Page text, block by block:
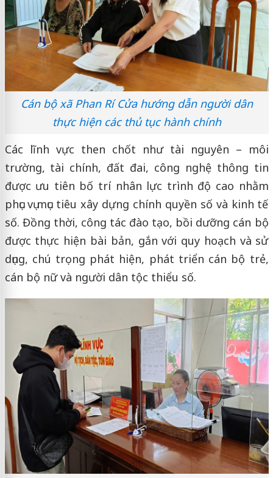
Cán bộ xã Phan Rí Cửa hướng dẫn người dân
thực hiện các thủ tục hành chính
Các lĩnh vực then chốt như tài nguyên – môi
trường, tài chính, đất đai, công nghệ thông tin
được ưu tiên bố trí nhân lực trình độ cao nhằm
phục vụ mục tiêu xây dựng chính quyền số và kinh tế
số. Đồng thời, công tác đào tạo, bồi dưỡng cán bộ
được thực hiện bài bản, gắn với quy hoạch và sử
dụng, chú trọng phát hiện, phát triển cán bộ trẻ,
cán bộ nữ và người dân tộc thiểu số.